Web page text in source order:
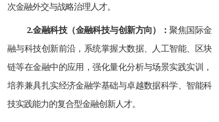
次金融外交与战略治理人才。
2.金融科技（金融科技与创新方向）：聚焦国际金
融与科技创新前沿，系统掌握大数据、人工智能、区块
链等在金融中的应用，强化量化分析与场景实践实训，
培养兼具扎实经济金融学基础与卓越数据科学、智能科
技实践能力的复合型金融创新人才。